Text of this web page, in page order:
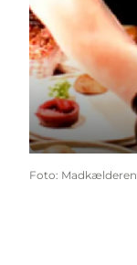
Foto: Madkælderen